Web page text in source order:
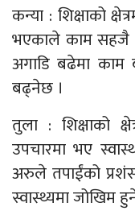
कन्या : शिक्षाको
भएकाले काम सहजै
अगाडि बढेमा काम
बढ्नेछ ।
तुला : शिक्षाको
उपचारमा भए
अरुले तपाईंको
स्वास्थ्यमा जोखिम